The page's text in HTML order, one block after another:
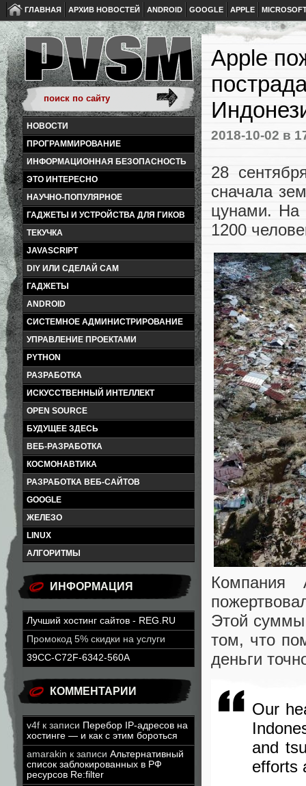
ГЛАВНАЯ АРХИВ НОВОСТЕЙ ANDROID GOOGLE APPLE
НОВОСТИ
ПРОГРАММИРОВАНИЕ
ИНФОРМАЦИОННАЯ БЕЗОПАСНОСТЬ
ЭТО ИНТЕРЕСНО
НАУЧНО-ПОПУЛЯРНОЕ
ГАДЖЕТЫ И УСТРОЙСТВА ДЛЯ ГИКОВ
ТЕКУЧКА
JAVASCRIPT
DIY ИЛИ СДЕЛАЙ САМ
ГАДЖЕТЫ
ANDROID
СИСТЕМНОЕ АДМИНИСТРИРОВАНИЕ
УПРАВЛЕНИЕ ПРОЕКТАМИ
PYTHON
РАЗРАБОТКА
ИСКУССТВЕННЫЙ ИНТЕЛЛЕКТ
OPEN SOURCE
БУДУЩЕЕ ЗДЕСЬ
ВЕБ-РАЗРАБОТКА
КОСМОНАВТИКА
РАЗРАБОТКА ВЕБ-САЙТОВ
GOOGLE
ЖЕЛЕЗО
LINUX
АЛГОРИТМЫ
ИНФОРМАЦИЯ
Лучший хостинг сайтов - REG.RU
Промокод 5% скидки на услуги
39CC-C72F-6342-560A
КОММЕНТАРИИ
v4f к записи Перебор IP-адресов на
хостинге — и как с этим бороться
amarakin к записи Альтернативный
список заблокированных в РФ
ресурсов Re:filter
Apple
2018-10-02 в
28
сначала
цунами. На
1200
Этой
том, что
деньги
Our
and
efforts